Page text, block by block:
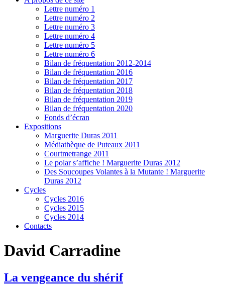
Lettre numéro 1
Lettre numéro 2
Lettre numéro 3
Lettre numéro 4
Lettre numéro 5
Lettre numéro 6
Bilan de fréquentation 2012-2014
Bilan de fréquentation 2016
Bilan de fréquentation 2017
Bilan de fréquentation 2018
Bilan de fréquentation 2019
Bilan de fréquentation 2020
Fonds d’écran
Expositions
Marguerite Duras 2011
Médiathèque de Puteaux 2011
Courtmetrange 2011
Le polar s’affiche ! Marguerite Duras 2012
Des Soucoupes Volantes à la Mutante ! Marguerite
Duras 2012
Cycles
Cycles 2016
Cycles 2015
Cycles 2014
Contacts
David Carradine
La vengeance du shérif